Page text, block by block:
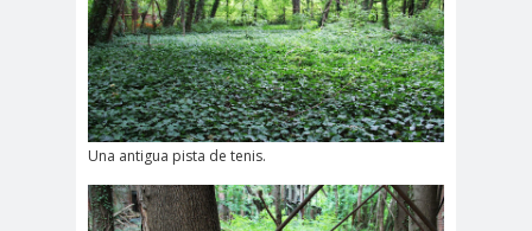
Una antigua pista de tenis.